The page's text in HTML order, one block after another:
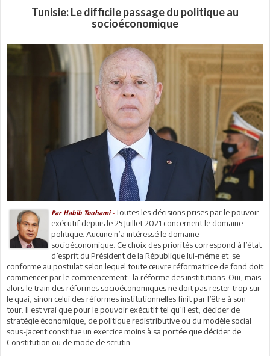
Tunisie: Le difficile passage du politique au
socioéconomique
Par Habib Touhami -Toutes les décisions prises par le pouvoir
exécutif depuis le 25 Juillet 2021 concernent le domaine
politique. Aucune n’a intéressé le domaine
socioéconomique. Ce choix des priorités correspond à l’état
d’esprit du Président de la République lui-même et se
conforme au postulat selon lequel toute œuvre réformatrice de fond doit
commencer par le commencement : la réforme des institutions. Oui, mais
alors le train des réformes socioéconomiques ne doit pas rester trop sur
le quai, sinon celui des réformes institutionnelles finit par l’être à son
tour. Il est vrai que pour le pouvoir exécutif tel qu’il est, décider de
stratégie économique, de politique redistributive ou du modèle social
sous-jacent constitue un exercice moins à sa portée que décider de
Constitution ou de mode de scrutin.